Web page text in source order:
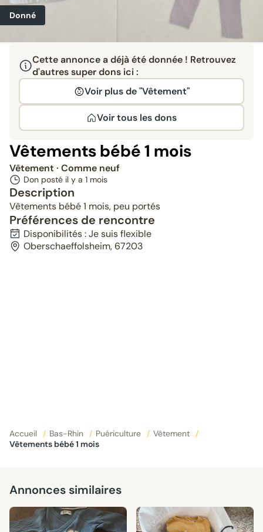
Donné
Cette annonce a déjà été donnée ! Retrouvez
d'autres super dons ici :
Voir plus de "Vêtement"
Voir tous les dons
Vêtements bébé 1 mois
Vêtement · Comme neuf
Don posté il y a 1 mois
Description
Vêtements bébé 1 mois, peu portés
Préférences de rencontre
Disponibilités : Je suis flexible
Oberschaeffolsheim, 67203
Accueil / Bas-Rhin / Puériculture / Vêtement
/
Vêtements bébé 1 mois
Annonces similaires